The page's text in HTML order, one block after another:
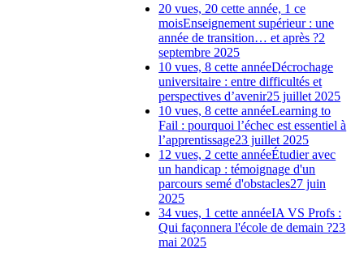
20 vues, 20 cette année, 1 ce
moisEnseignement supérieur : une
année de transition… et après ?2
septembre 2025
10 vues, 8 cette annéeDécrochage
universitaire : entre difficultés et
perspectives d’avenir25 juillet 2025
10 vues, 8 cette annéeLearning to
Fail : pourquoi l’échec est essentiel à
l’apprentissage23 juillet 2025
12 vues, 2 cette annéeÉtudier avec
un handicap : témoignage d'un
parcours semé d'obstacles27 juin
2025
34 vues, 1 cette annéeIA VS Profs :
Qui façonnera l'école de demain ?23
mai 2025